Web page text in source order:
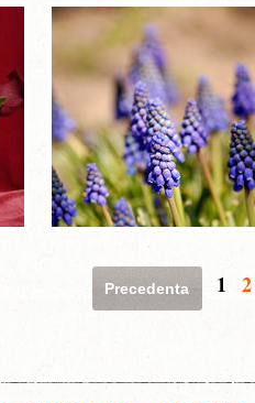
Precedenta 1 2